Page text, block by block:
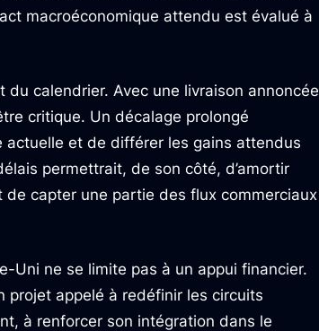
macroéconomique attendu est évalué à
calendrier. Avec une livraison annoncée
critique. Un décalage prolongé
et de différer les gains attendus
permettrait, de son côté, d’amortir
capter une partie des flux commerciaux
Uni ne se limite pas à un appui financier.
projet appelé à redéfinir les circuits
à renforcer son intégration dans le